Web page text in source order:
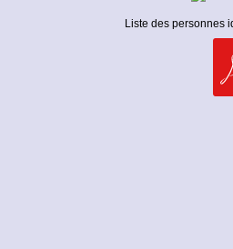
Liste des personnes